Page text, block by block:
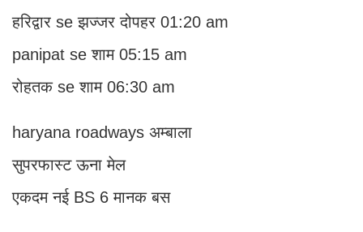
हरिद्वार se झज्जर दोपहर 01:20 am
panipat se शाम 05:15 am
रोहतक se शाम 06:30 am
haryana roadways अम्बाला
सुपरफास्ट ऊना मेल
एकदम नई BS 6 मानक बस